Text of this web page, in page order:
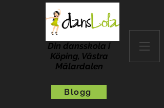
Din dansskola i
Köping, Västra
Mälardalen
Blogg